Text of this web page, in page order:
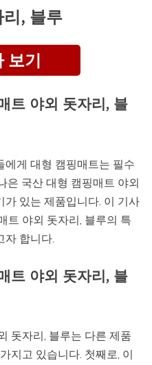
, 블루
보기
트 야외 돗자리, 블
에게 대형 캠핑매트는 필수
은 국산 대형 캠핑매트 야외
있는 제품입니다. 이 기사
트 야외 돗자리, 블루의 특
자 합니다.
트 야외 돗자리, 블
돗자리, 블루는 다른 제품
지고 있습니다. 첫째로, 이